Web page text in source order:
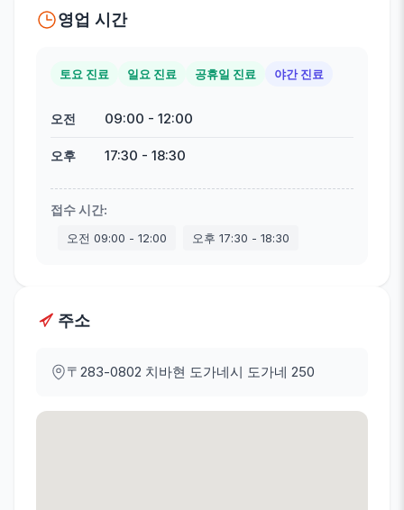
영업 시간
토요 진료 일요 진료 공휴일 진료 야간 진료
오전 09:00 - 12:00
오후 17:30 - 18:30
접수 시간:
오전 09:00 - 12:00 오후 17:30 - 18:30
주소
〒283-0802 치바현 도가네시 도가네 250